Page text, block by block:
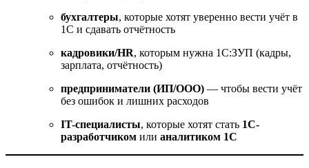
бухгалтеры, которые хотят уверенно вести учёт в
1С и сдавать отчётность
кадровики/HR, которым нужна 1С:ЗУП (кадры,
зарплата, отчётность)
предприниматели (ИП/ООО) — чтобы вести учёт
без ошибок и лишних расходов
IT-специалисты, которые хотят стать 1С-
разработчиком или аналитиком 1С